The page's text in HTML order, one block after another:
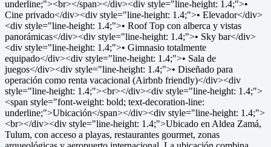
underline;"><br></span></div><div style="line-height: 1.4;">•
Cine privado</div><div style="line-height: 1.4;">• Elevador</div>
<div style="line-height: 1.4;">• Roof Top con alberca y vistas
panorámicas</div><div style="line-height: 1.4;">• Sky bar</div>
<div style="line-height: 1.4;">• Gimnasio totalmente
equipado</div><div style="line-height: 1.4;">• Sala de
juegos</div><div style="line-height: 1.4;">• Diseñado para
operación como renta vacacional (Airbnb friendly)</div><div
style="line-height: 1.4;"><br></div><div style="line-height: 1.4;">
<span style="font-weight: bold; text-decoration-line:
underline;">Ubicación</span></div><div style="line-height: 1.4;">
<br></div><div style="line-height: 1.4;">Ubicado en Aldea Zamá,
Tulum, con acceso a playas, restaurantes gourmet, zonas